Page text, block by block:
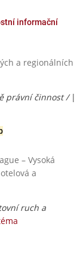
informační
a regionálních
právní činnost / |
– Vysoká
a
ruch a